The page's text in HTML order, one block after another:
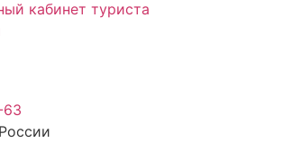
кабинет туриста